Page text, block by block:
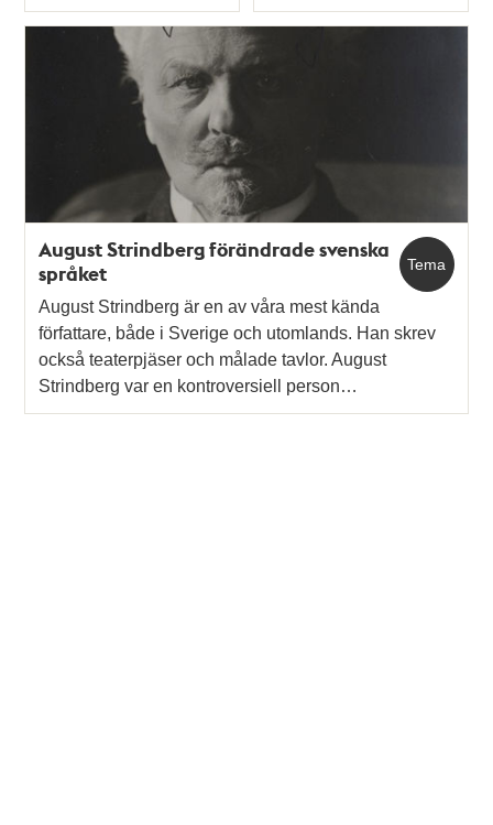
Typ Typ
Tema
August Strindberg förändrade svenska
språket
August Strindberg är en av våra mest kända
författare, både i Sverige och utomlands. Han skrev
också teaterpjäser och målade tavlor. August
Strindberg var en kontroversiell person…